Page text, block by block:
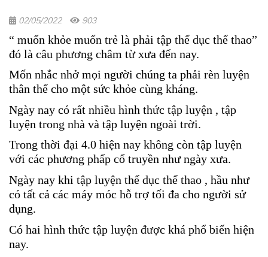
02/05/2022 903
“ muốn khỏe muốn trẻ là phải tập thể dục thể thao”
đó là câu phương châm từ xưa đến nay.
Mốn nhắc nhở mọi người chúng ta phải rèn luyện
thân thể cho một sức khỏe cùng kháng.
Ngày nay có rất nhiều hình thức tập luyện , tập
luyện trong nhà và tập luyện ngoài trời.
Trong thời đại 4.0 hiện nay không còn tập luyện
với các phương phấp cổ truyền như ngày xưa.
Ngày nay khi tập luyện thể dục thể thao , hầu như
có tất cả các máy móc hỗ trợ tối đa cho người sử
dụng.
Có hai hình thức tập luyện được khá phổ biến hiện
nay.